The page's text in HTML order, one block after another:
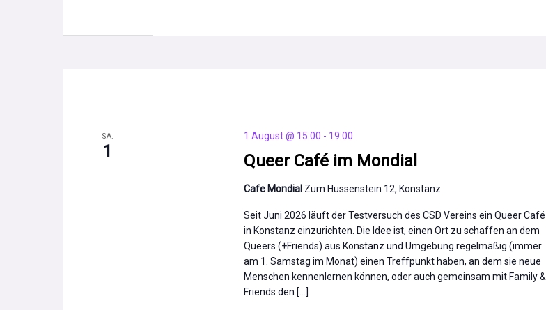
SA.
1 Queer Café im Mondial
1 August @ 15:00 - 19:00
Cafe Mondial Zum Hussenstein 12, Konstanz
Seit Juni 2026 läuft der Testversuch des CSD Vereins ein Queer Café
in Konstanz einzurichten. Die Idee ist, einen Ort zu schaffen an dem
Queers (+Friends) aus Konstanz und Umgebung regelmäßig (immer
am 1. Samstag im Monat) einen Treffpunkt haben, an dem sie neue
Menschen kennenlernen können, oder auch gemeinsam mit Family &
Friends den […]